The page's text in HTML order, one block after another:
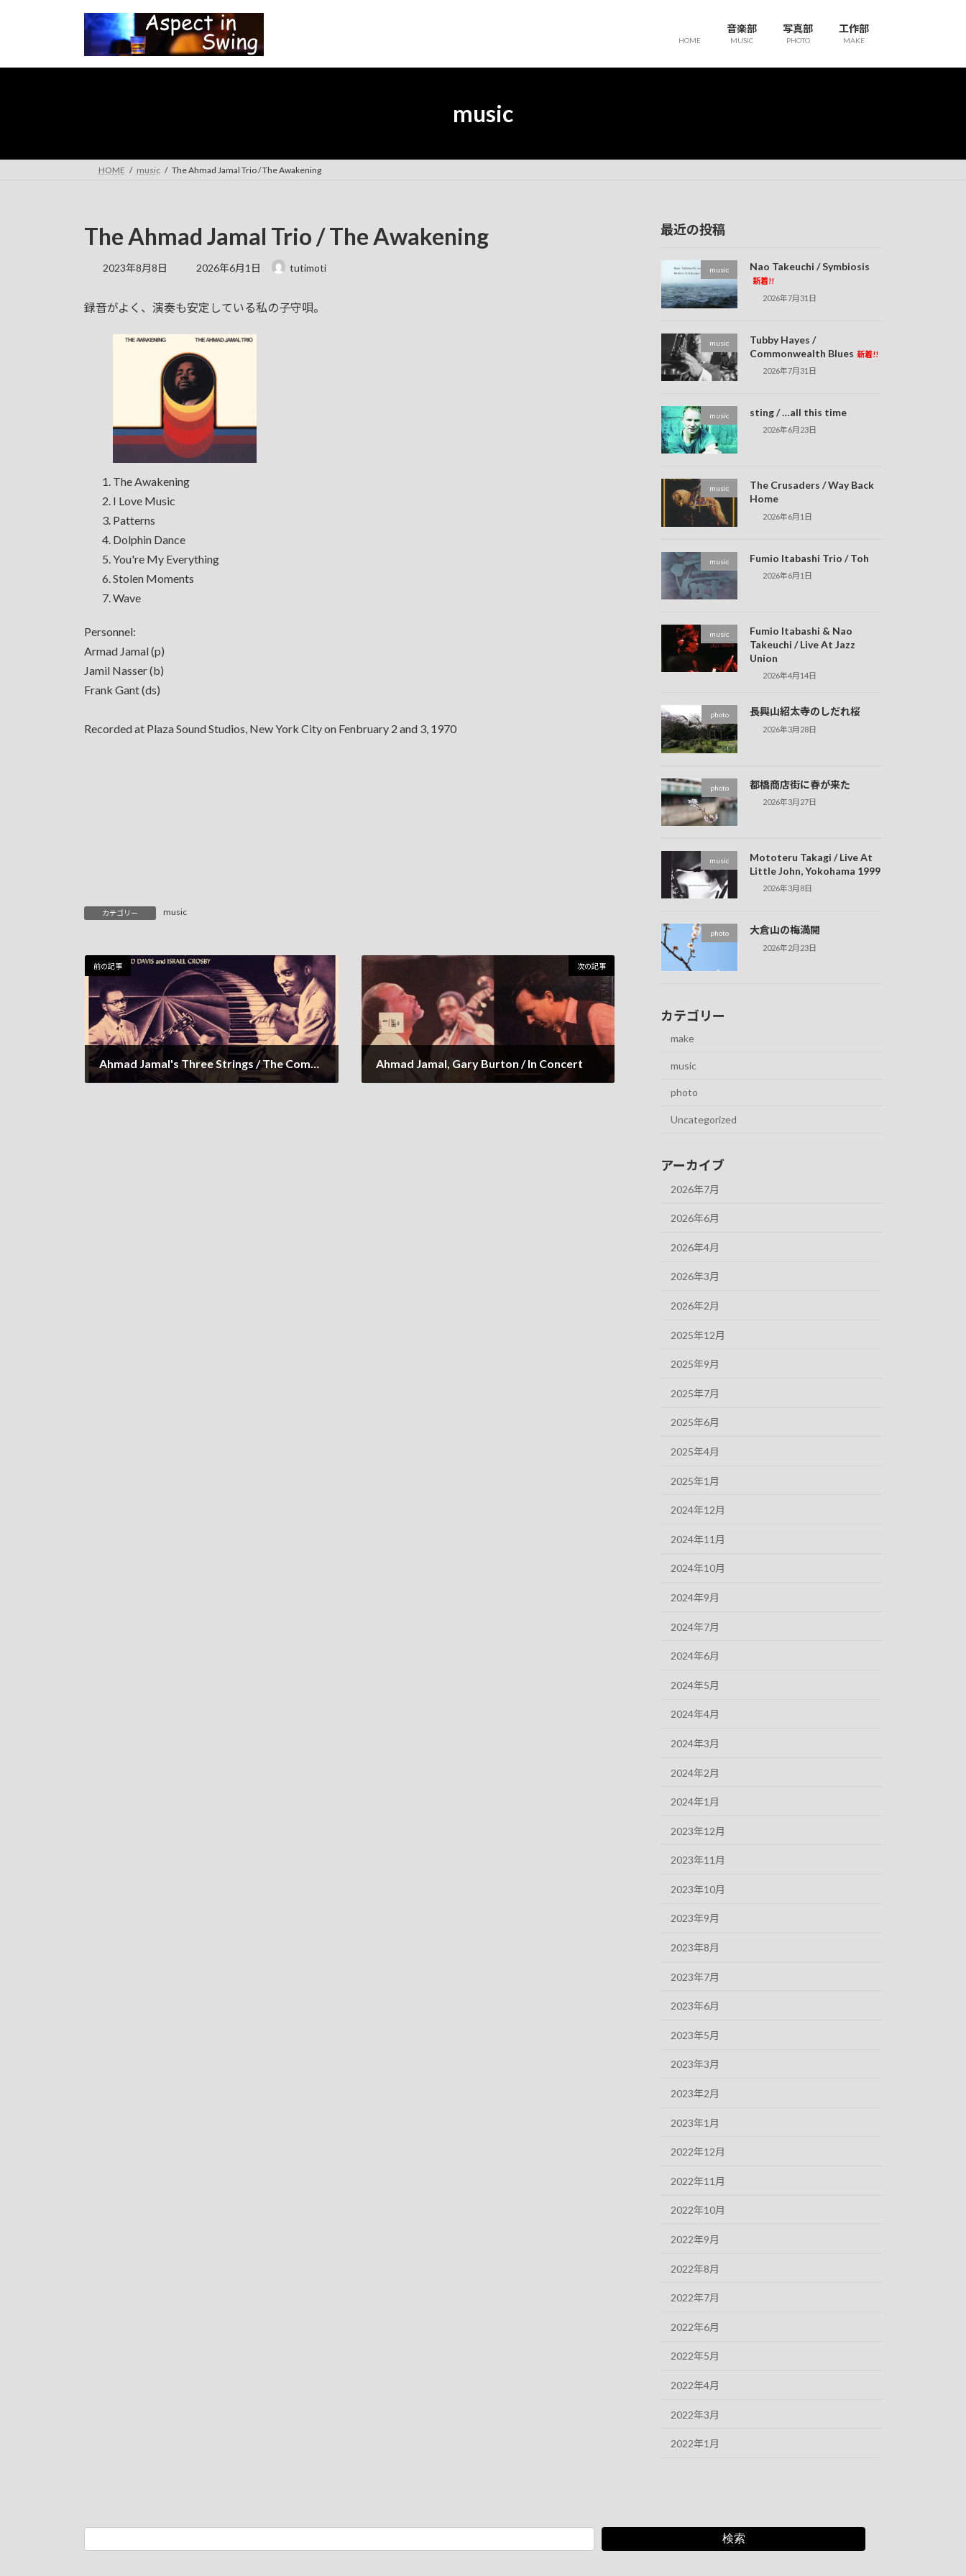
プ
動
HOME
音楽部
MUSIC
写真部
PHOTO
工作部
MAKE
music
HOME music The Ahmad Jamal Trio / The Awakening
The Ahmad Jamal Trio / The Awakening
2023年8月8日
最
新
時
2026年6月1日 tutimoti
録音がよく、演奏も安定している私の子守唄。
The Awakening
I Love Music
Patterns
Dolphin Dance
You're My Everything
Stolen Moments
Wave
Personnel:
Armad Jamal (p)
Jamil Nasser (b)
Frank Gant (ds)
Recorded at Plaza Sound Studios, New York City on Fenbruary 2 and 3, 1970
カテゴリー music
前の記事
Ahmad Jamal's Three Strings / The Complete Okeh, Parrot & Epic Sessions 1951-1955
次の記事
Ahmad Jamal, Gary Burton / In Concert
最近の投稿
music Nao Takeuchi / Symbiosis
新着!!
2026年7月31日
music
Tubby Hayes /
Commonwealth Blues 新着!!
2026年7月31日
music sting / …all this time
2026年6月23日
music
The Crusaders / Way Back
Home
2026年6月1日
music Fumio Itabashi Trio / Toh
2026年6月1日
music
Fumio Itabashi & Nao
Takeuchi / Live At Jazz
Union
2026年4月14日
photo 長興山紹太寺のしだれ桜
2026年3月28日
photo 都橋商店街に春が来た
2026年3月27日
music
Mototeru Takagi / Live At
Little John, Yokohama 1999
2026年3月8日
photo 大倉山の梅満開
2026年2月23日
カテゴリー
make
music
photo
Uncategorized
アーカイブ
2026年7月
2026年6月
2026年4月
2026年3月
2026年2月
2025年12月
2025年9月
2025年7月
2025年6月
2025年4月
2025年1月
2024年12月
2024年11月
2024年10月
2024年9月
2024年7月
2024年6月
2024年5月
2024年4月
2024年3月
2024年2月
2024年1月
2023年12月
2023年11月
2023年10月
2023年9月
2023年8月
2023年7月
2023年6月
2023年5月
2023年3月
2023年2月
2023年1月
2022年12月
2022年11月
2022年10月
2022年9月
2022年8月
2022年7月
2022年6月
2022年5月
2022年4月
2022年3月
2022年1月
検索